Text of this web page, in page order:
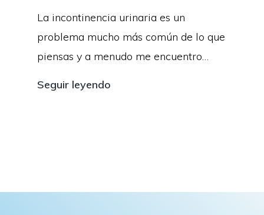
La incontinencia urinaria es un
problema mucho más común de lo que
piensas y a menudo me encuentro…
Seguir leyendoIncontinencia